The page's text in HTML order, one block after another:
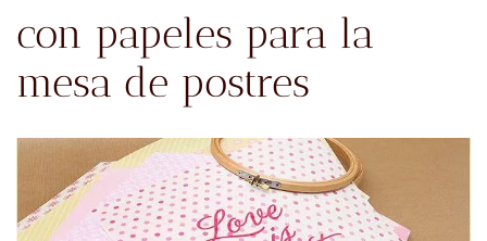
con papeles para la
mesa de postres